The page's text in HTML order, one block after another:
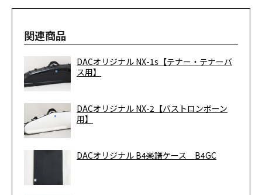
関連商品
DACオリジナル NX-1s【テナー・テナーバ
ス用】
DACオリジナル NX-2【バストロンボーン
用】
DACオリジナル B4楽譜ケース B4GC